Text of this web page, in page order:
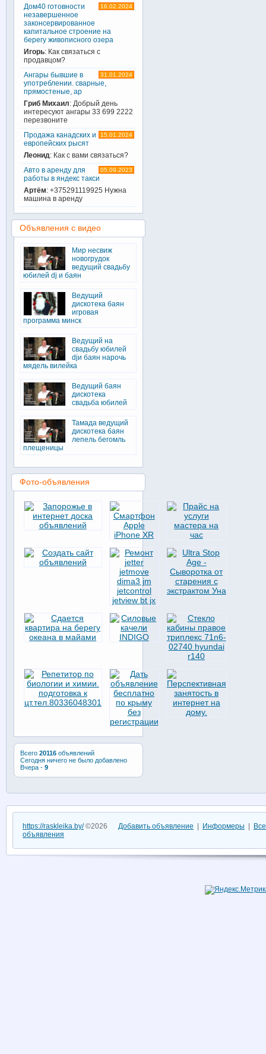
16.02.2024
Дом40 готовности
незавершенное
законсервированное
капитальное строение на
берегу живописного озера
Игорь: Как связаться с
продавцом?
31.01.2024
Ангары бывшие в
употреблении. сварные,
прямостеные, ар
Гриб Михаил: Добрый день
интересуют ангары 33 699 2222
перезвоните
15.01.2024
Продажа канадских и
европейских рысят
Леонид: Как с вами связаться?
05.09.2023
Авто в аренду для
работы в яндекс такси
Артём: +375291119925 Нужна
машина в аренду
Объявления с видео
Мир несвиж
новогрудок
ведущий свадьбу
юбилей dj и баян
Ведущий
дискотека баян
игровая
программа минск
Ведущий на
свадьбу юбилей
djи баян нарочь
мядель вилейка
Ведущий баян
дискотека
свадьба юбилей
Тамада ведущий
дискотека баян
лепель бегомль
плещеницы
Фото-объявления
Всего 20116объявлений
Сегодня ничего не было добавлено
Вчера - 9
https://raskleika.by/©2026 Добавить объявление Информеры
объявления